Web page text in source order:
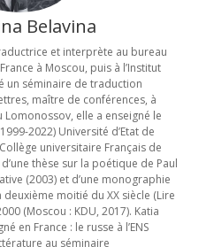
Belavina
et interprète au bureau
à Moscou, puis à l’Institut
un séminaire de traduction
maître de conférences, à
Lomonossov, elle a enseigné le
2022) Université d’Etat de
universitaire Français de
thèse sur la poétique de Paul
(2003) et d’une monographie
moitié du XX siècle (Lire
(Moscou : KDU, 2017). Katia
en France : le russe à l’ENS
au séminaire